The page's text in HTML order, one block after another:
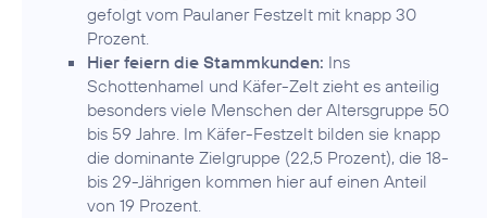
gefolgt vom Paulaner Festzelt mit knapp 30
Prozent.
Hier feiern die Stammkunden: Ins
Schottenhamel und Käfer-Zelt zieht es anteilig
besonders viele Menschen der Altersgruppe 50
bis 59 Jahre. Im Käfer-Festzelt bilden sie knapp
die dominante Zielgruppe (22,5 Prozent), die 18-
bis 29-Jährigen kommen hier auf einen Anteil
von 19 Prozent.